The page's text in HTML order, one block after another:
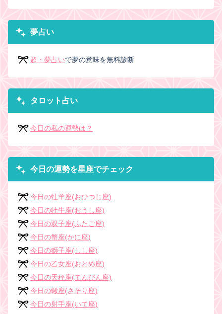
夢占い
超・夢占いで夢の意味を無料診断
タロット占い
今日の私の運勢は？
今日の運勢を星座でチェック
今日の牡羊座(おひつじ座)
今日の牡牛座(おうし座)
今日の双子座(ふたご座)
今日の蟹座(かに座)
今日の獅子座(しし座)
今日の乙女座(おとめ座)
今日の天秤座(てんびん座)
今日の蠍座(さそり座)
今日の射手座(いて座)